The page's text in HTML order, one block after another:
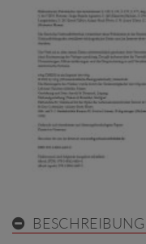
BESCHREIBUNG